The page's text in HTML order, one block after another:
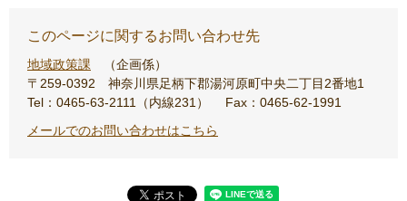
このページに関するお問い合わせ先
地域政策課
企画係
〒259-0392
神奈川県足柄下郡湯河原町中央二丁目2番地1
Tel：0465-63-2111（内線231）
Fax：0465-62-1991
メールでのお問い合わせはこちら